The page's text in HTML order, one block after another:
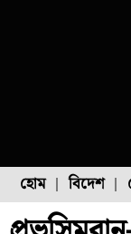
হোম বিদেশ